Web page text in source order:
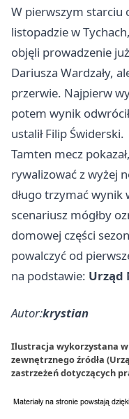
W pierwszym starciu
listopadzie w
objęli prowadzenie
Dariusza Wardzały,
przerwie. Najpierw
potem wynik
ustalił Filip Świderski.
Tamten mecz
rywalizować z wyżej
długo trzymać wynik
scenariusz mógłby
domowej części
powalczyć od
na podstawie: Urząd
Autor:krystian
Ilustracja wykorzystana
zewnętrznego źródła
zastrzeżeń dotyczących